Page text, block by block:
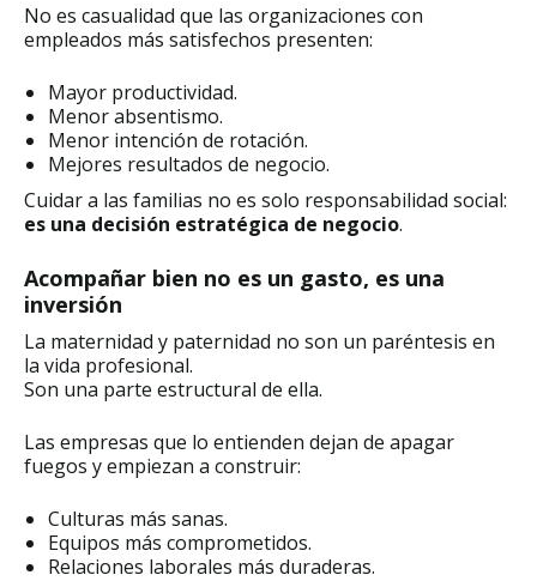
No es casualidad que las organizaciones con
empleados más satisfechos presenten:
Mayor productividad.
Menor absentismo.
Menor intención de rotación.
Mejores resultados de negocio.
Cuidar a las familias no es solo responsabilidad social:
es una decisión estratégica de negocio.
Acompañar bien no es un gasto, es una
inversión
La maternidad y paternidad no son un paréntesis en
la vida profesional.
Son una parte estructural de ella.
Las empresas que lo entienden dejan de apagar
fuegos y empiezan a construir:
Culturas más sanas.
Equipos más comprometidos.
Relaciones laborales más duraderas.